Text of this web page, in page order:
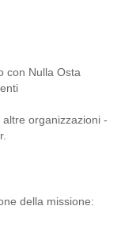
con Nulla Osta
organizzazioni -
della missione: